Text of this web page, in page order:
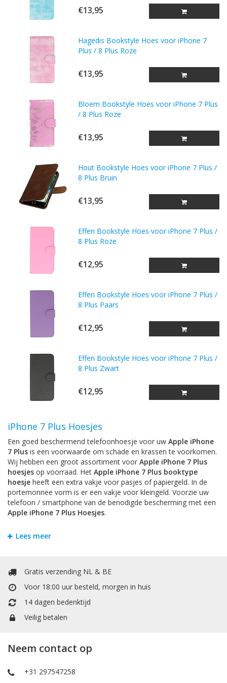
€13,95
Hagedis Bookstyle Hoes voor iPhone 7
Plus / 8 Plus Roze
€13,95
Bloem Bookstyle Hoes voor iPhone 7 Plus
/ 8 Plus Roze
€13,95
Hout Bookstyle Hoes voor iPhone 7 Plus /
8 Plus Bruin
€13,95
Effen Bookstyle Hoes voor iPhone 7 Plus /
8 Plus Roze
€12,95
Effen Bookstyle Hoes voor iPhone 7 Plus /
8 Plus Paars
€12,95
Effen Bookstyle Hoes voor iPhone 7 Plus /
8 Plus Zwart
€12,95
iPhone 7 Plus Hoesjes
Een goed beschermend telefoonhoesje voor uw Apple iPhone
7 Plus is een voorwaarde om schade en krassen te voorkomen.
Wij hebben een groot assortiment voor Apple iPhone 7 Plus
hoesjes op voorraad. Het Apple iPhone 7 Plus booktype
hoesje heeft een extra vakje voor pasjes of papiergeld. In de
portemonnee vorm is er een vakje voor kleingeld. Voorzie uw
telefoon / smartphone van de benodigde bescherming met een
Apple iPhone 7 Plus Hoesjes.
Het
Apple iPhone 7 Plus booktype hoesje
vakje voor pasjes of papiergeld. Het booktype wallet case
hoesje heeft een extra vakje voor pasjes of papiergeld. In de
portemonnee / boek vorm is er een vakje voor kleingeld.
iPhone 7 Plus TPU / Siliconen Hoesjes
siliconen. Dit maakt het backcover case hoesje voor
iPhone 7 Plus stevig en flexibel.
iPhone 7 Plus Accessoires
Lees meer
Gratis verzending NL & BE
Voor 18:00 uur besteld, morgen in huis
14 dagen bedenktijd
Veilig betalen
Neem contact op
+31 297547258